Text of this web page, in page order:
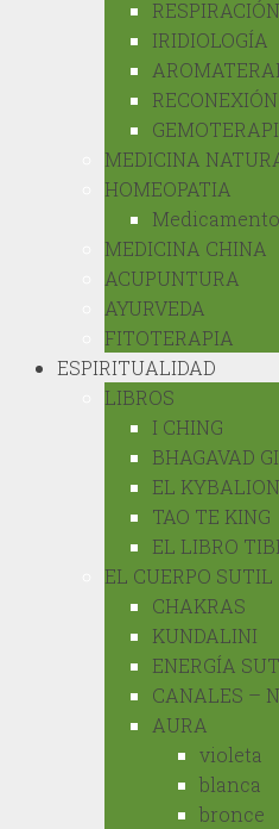
IRIDIOLOGÍA
RECONEXIÓN
MEDICINA
HOMEOPATIA
MEDICINA CHINA
ACUPUNTURA
AYURVEDA
FITOTERAPIA
ESPIRITUALIDAD
LIBROS
I CHING
BHAGAVAD
EL KYBALION
TAO TE KING
EL LIBRO
EL CUERPO SUTIL
CHAKRAS
KUNDALINI
ENERGÍA
CANALES –
AURA
violeta
blanca
bronce